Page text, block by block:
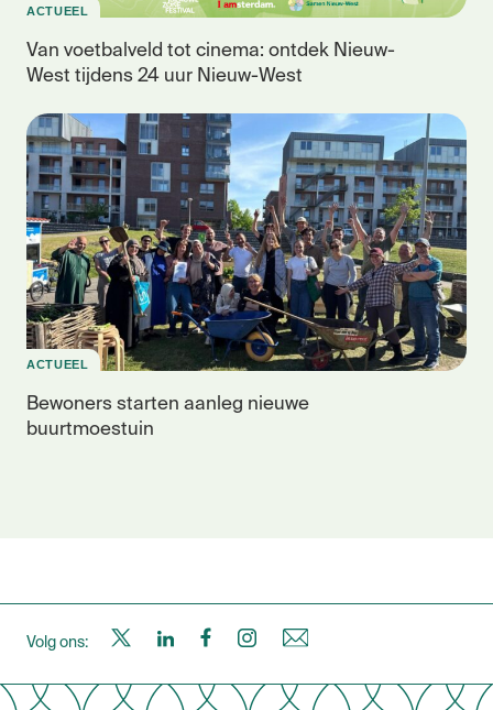
ACTUEEL
Van voetbalveld tot cinema: ontdek Nieuw-
West tijdens 24 uur Nieuw-West
ACTUEEL
Bewoners starten aanleg nieuwe
buurtmoestuin
Volg ons: S S S S N